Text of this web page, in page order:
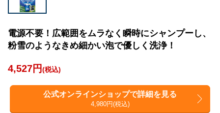
電源不要！広範囲をムラなく瞬時にシャンプーし、
粉雪のようなきめ細かい泡で優しく洗浄！
4,527円(税込)
公式オンラインショップで詳細を見る
4,980円(税込)